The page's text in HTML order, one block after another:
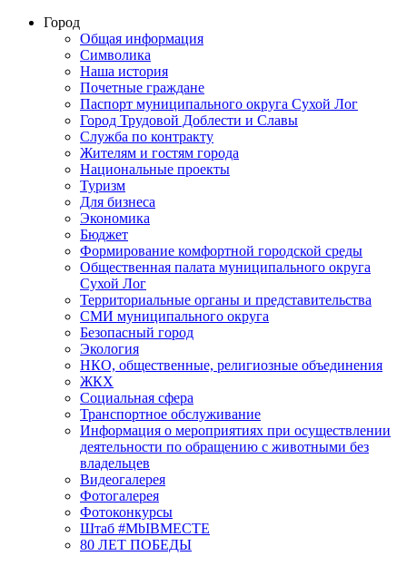
Город
Общая информация
Символика
Наша история
Почетные граждане
Паспорт муниципального округа Сухой Лог
Город Трудовой Доблести и Славы
Служба по контракту
Жителям и гостям города
Национальные проекты
Туризм
Для бизнеса
Экономика
Бюджет
Формирование комфортной городской среды
Общественная палата муниципального округа
Сухой Лог
Территориальные органы и представительства
СМИ муниципального округа
Безопасный город
Экология
НКО, общественные, религиозные объединения
ЖКХ
Социальная сфера
Транспортное обслуживание
Информация о мероприятиях при осуществлении
деятельности по обращению с животными без
владельцев
Видеогалерея
Фотогалерея
Фотоконкурсы
Штаб #MbIBMECTE
80 ЛЕТ ПОБЕДЫ